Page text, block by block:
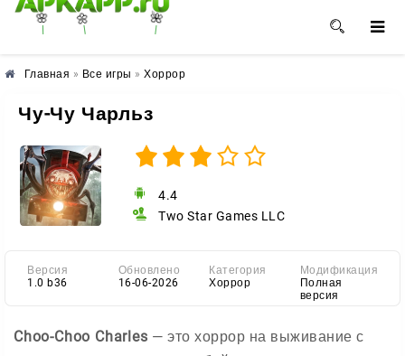
🌸 🌼 🌺
Главная » Все игры » Хоррор
Чу-Чу Чарльз
4.4
Two Star Games LLC
Версия
1.0 b36
Обновлено
16-06-2026
Категория
Хоррор
Модификация
Полная
версия
Choo-Choo Charles — это хоррор на выживание с